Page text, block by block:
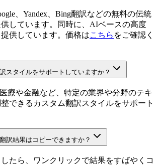
、Yandex、Bing翻訳などの無料の伝統
しています。同時に、AIベースの高度
供しています。価格はこちら をご確認く
スタイルをサポートしていますか？
療や金融など、特定の業界や分野のテキ
できるカスタム翻訳スタイルをサポート
訳結果はコピーできますか？
たら、ワンクリックで結果をすばやくコ